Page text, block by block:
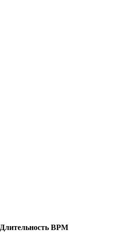
Длительность BPM